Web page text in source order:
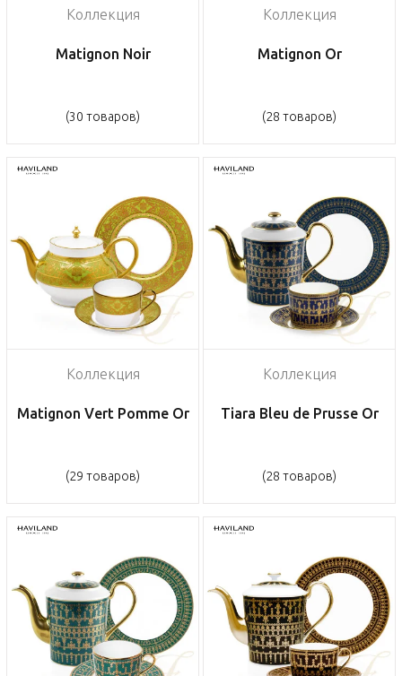
Коллекция
Matignon Noir
(30 товаров)
Коллекция
Matignon Or
(28 товаров)
Коллекция
Matignon Vert Pomme Or
(29 товаров)
Коллекция
Tiara Bleu de Prusse Or
(28 товаров)